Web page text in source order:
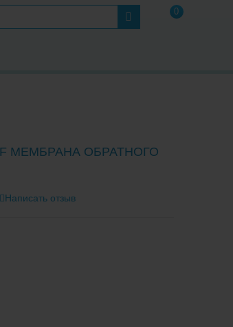
0
МЕМБРАНА ОБРАТНОГО
Написать отзыв